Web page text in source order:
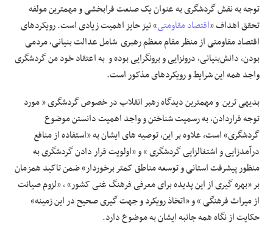
توجه به نقش گردشگری به عنوان یک صنعت فرابخشی و مهمترین مولفه
تحقق اهداف «اقتصاد مقاومتی» نیز حایز اهمیت زیادی است. رویکردهای
اقتصاد مقاومتی از منظر مقام‌ معظم رهبری شامل عدالت بنیانی، مردمی
بودن، دانش‌بنیانی، درونزایی و برونگرایی بوده و به اعتقاد خود من گردشگری
واجد همه این شرایط و رویکردهای مذکور است.
بدیهی ترین و مهمترین دیدگاه رهبر انقلاب در خصوص گردشگری « مورد
توجه قراردادن، به رسمیت شناختن و واجد اهمیت دانستن موضوع
گردشگری» است، علاوه بر این، توصیه های ایشان به «استفاده از منافع
درآمدزایی و اشتغالزایی گردشگری » و «اولویت قرار دادن گردشگری به
منظور پیشرفت استانی و توسعه مناطق کمتر برخوردار» ضمن تاکید همزمان
بر «بهره گیری از این پدیده برای معرفی فرهنگ غنی کشور» ، «لزوم صیانت
از میراث فرهنگی » و «اتخاذ رویکرد و جهت گیری صحیح در این زمینه»
حکایت از نگاه همه جانبه ایشان به موضوع دارد.